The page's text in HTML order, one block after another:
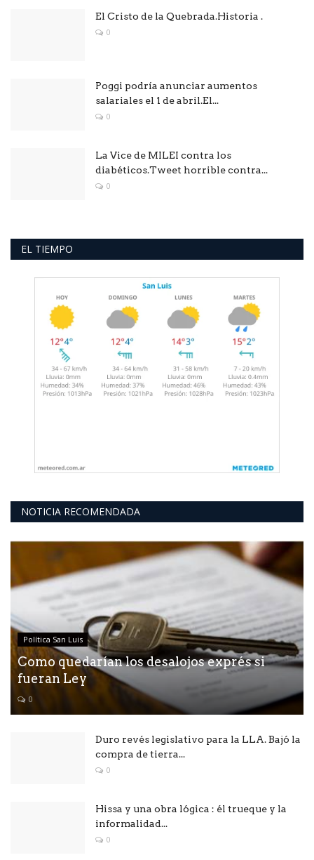
El Cristo de la Quebrada.Historia .
0
Poggi podría anunciar aumentos
salariales el 1 de abril.El...
0
La Vice de MILEI contra los
diabéticos.Tweet horrible contra...
0
EL TIEMPO
NOTICIA RECOMENDADA
Política San Luis
Como quedarían los desalojos exprés si
fueran Ley
0
Duro revés legislativo para la LLA. Bajó la
compra de tierra...
0
Hissa y una obra lógica : él trueque y la
informalidad...
0